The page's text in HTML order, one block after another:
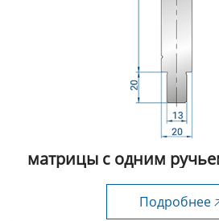
матрицы с одним
Подробнее